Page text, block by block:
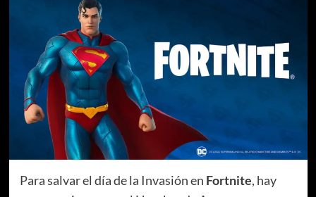
Para salvar el día de la Invasión en Fortnite, hay